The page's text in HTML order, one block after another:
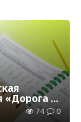
«Дорога в
74 0